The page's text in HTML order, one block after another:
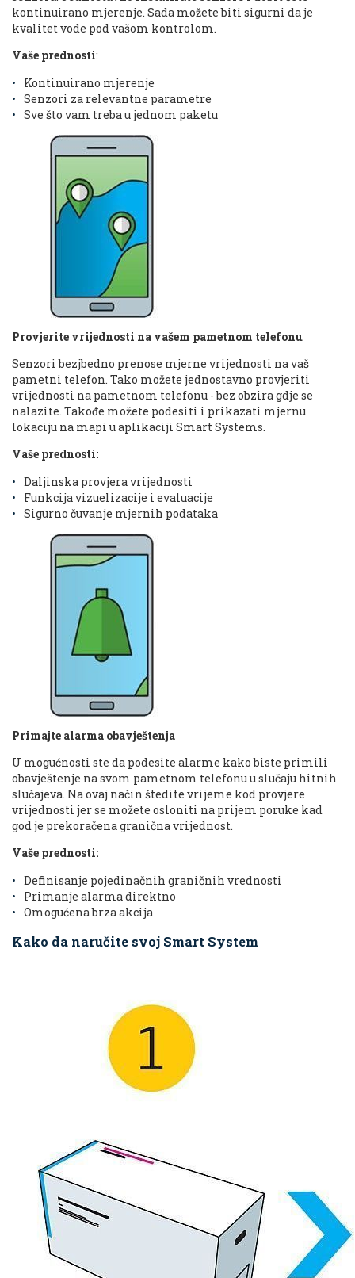
kontinuirano mjerenje. Sada možete biti sigurni da je
kvalitet vode pod vašom kontrolom.
Vaše prednosti:
Kontinuirano mjerenje
Senzori za relevantne parametre
Sve što vam treba u jednom paketu
Provjerite vrijednosti na vašem pametnom telefonu
Senzori bezjbedno prenose mjerne vrijednosti na vaš
pametni telefon. Tako možete jednostavno provjeriti
vrijednosti na pametnom telefonu - bez obzira gdje se
nalazite. Takođe možete podesiti i prikazati mjernu
lokaciju na mapi u aplikaciji Smart Systems.
Vaše prednosti:
Daljinska provjera vrijednosti
Funkcija vizuelizacije i evaluacije
Sigurno čuvanje mjernih podataka
Primajte alarma obavještenja
U mogućnosti ste da podesite alarme kako biste primili
obavještenje na svom pametnom telefonu u slučaju hitnih
slučajeva. Na ovaj način štedite vrijeme kod provjere
vrijednosti jer se možete osloniti na prijem poruke kad
god je prekoračena granična vrijednost.
Vaše prednosti:
Definisanje pojedinačnih graničnih vrednosti
Primanje alarma direktno
Omogućena brza akcija
Kako da naručite svoj Smart System